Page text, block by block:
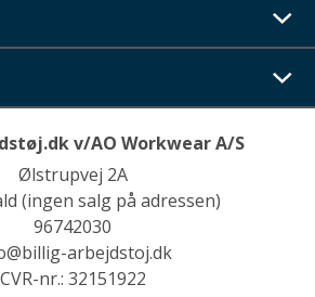
v/AO Workwear A/S
Ølstrupvej 2A
(ingen salg på adressen)
96742030
arbejdstoj.dk
CVR-nr.: 32151922